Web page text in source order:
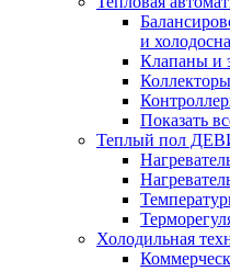
и
Клапаны и
Показать
Теплый пол
Холодильная